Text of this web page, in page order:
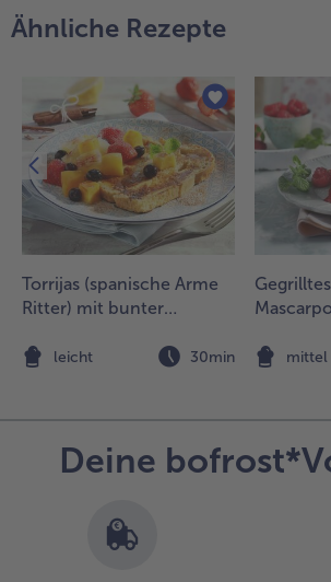
Eis
Eiskugel
einen
Ähnliche Rezepte
Torrijas (spanische Arme
Ritter) mit bunter
leicht 30min mittel
Deine